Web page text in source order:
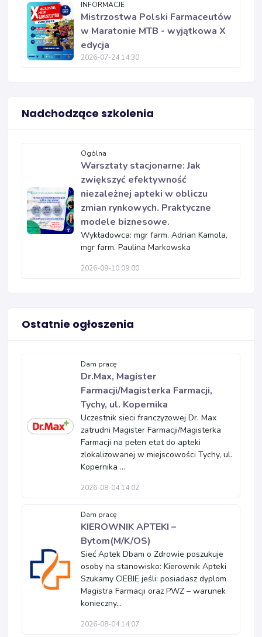
INFORMACJE
Mistrzostwa Polski Farmaceutów
w Maratonie MTB - wyjątkowa X
edycja
2026-07-24 14:30
Nadchodzące szkolenia
Ogólna
Warsztaty stacjonarne: Jak
zwiększyć efektywność
niezależnej apteki w obliczu
zmian rynkowych. Praktyczne
modele biznesowe.
Wykładowca: mgr farm. Adrian Kamola,
mgr farm. Paulina Markowska
2026-09-10 09:00
Ostatnie ogłoszenia
Dam pracę
Dr.Max, Magister
Farmacji/Magisterka Farmacji,
Tychy, ul. Kopernika
Uczestnik sieci franczyzowej Dr. Max
zatrudni Magister Farmacji/Magisterka
Farmacji na pełen etat do apteki
zlokalizowanej w miejscowości Tychy, ul.
Kopernika ...
2026-08-04 14:02
Dam pracę
KIEROWNIK APTEKI –
Bytom(M/K/OS)
Sieć Aptek Dbam o Zdrowie poszukuje
osoby na stanowisko: Kierownik Apteki
Szukamy CIEBIE jeśli: posiadasz dyplom
Magistra Farmacji oraz PWZ – warunek
konieczny...
2026-08-04 14:07